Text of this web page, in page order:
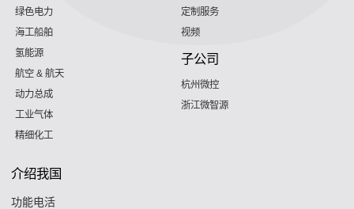
绿色电力
海工船舶
氢能源
航空 & 航天
动力总成
工业气体
精细化工
定制服务
视频
子公司
杭州微控
浙江微智源
介绍我国
功能电活